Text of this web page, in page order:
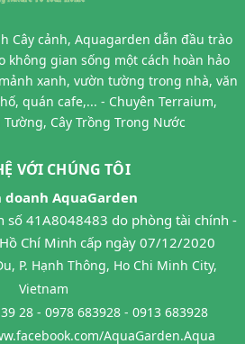
Cây cảnh, Aquagarden dẫn đầu trào
không gian sống một cách hoàn hảo
xanh, vườn tường trong nhà, văn
quán cafe,... - Chuyên Terraium,
Cây Trồng Trong Nước
VỚI CHÚNG TÔI
doanh AquaGarden
số 41A8048483 do phòng tài chính -
Chí Minh cấp ngày 07/12/2020
P. Hạnh Thông, Ho Chi Minh City,
Vietnam
28 - 0978 683928 - 0913 683928
AquaGarden.Aqua